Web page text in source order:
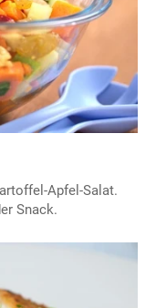
Apfel-Salat.
Snack.